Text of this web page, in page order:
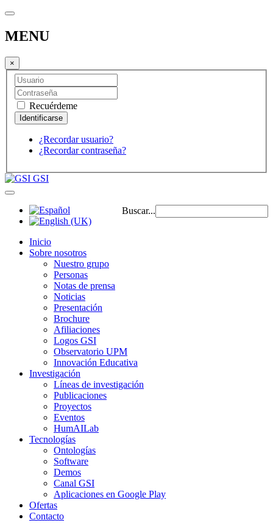
MENU
×
Recuérdeme
¿Recordar usuario?
¿Recordar contraseña?
GSI
Buscar...
Inicio
Sobre nosotros
Nuestro grupo
Personas
Notas de prensa
Noticias
Presentación
Brochure
Afiliaciones
Logos GSI
Observatorio UPM
Innovación Educativa
Investigación
Líneas de investigación
Publicaciones
Proyectos
Eventos
HumAILab
Tecnologías
Ontologías
Software
Demos
Canal GSI
Aplicaciones en Google Play
Ofertas
Contacto